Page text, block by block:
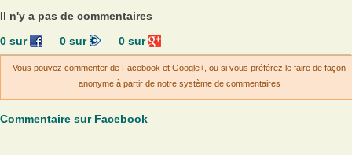
Il n'y a pas de commentaires
0sur 0sur 0 sur
Vous pouvez commenter de Facebook et Google+, ou si vous préférez le faire de façon
anonyme à partir de notre système de commentaires
Commentaire sur Facebook